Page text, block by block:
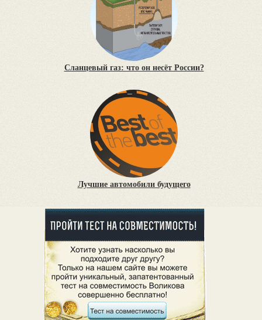
Сланцевый газ: что он несёт России?
Лучшие автомобили будущего